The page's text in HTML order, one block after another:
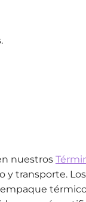
nuestros
transporte.